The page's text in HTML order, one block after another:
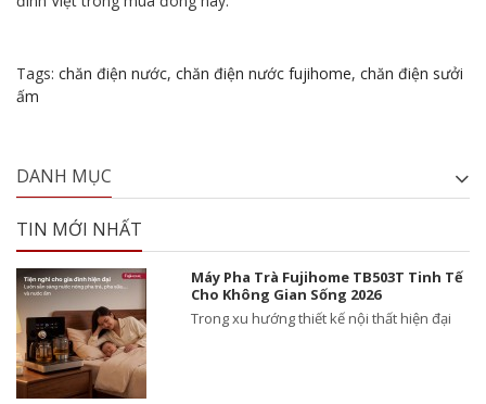
Tags: chăn điện nước, chăn điện nước fujihome, chăn điện sưởi
ấm
DANH MỤC
TIN MỚI NHẤT
Máy Pha Trà Fujihome TB503T Tinh Tế
Cho Không Gian Sống 2026
Trong xu hướng thiết kế nội thất hiện đại